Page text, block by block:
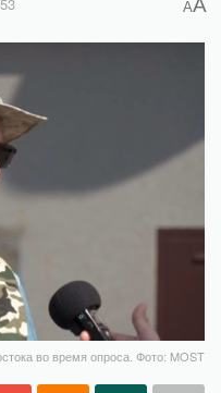
AA
во время опроса. Фото: MOST